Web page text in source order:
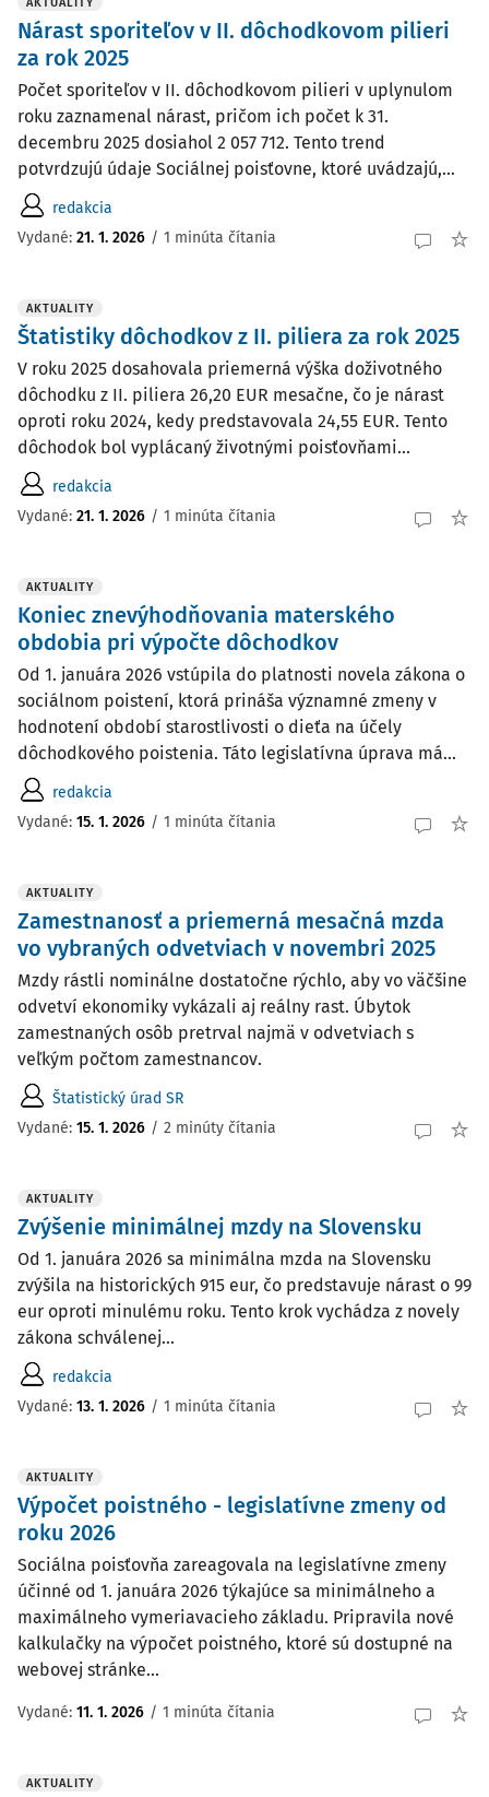
Nárast sporiteľov v II. dôchodkovom pilieri
za rok 2025
Počet sporiteľov v II. dôchodkovom pilieri v uplynulom
roku zaznamenal nárast, pričom ich počet k 31.
decembru 2025 dosiahol 2 057 712. Tento trend
potvrdzujú údaje Sociálnej poisťovne, ktoré uvádzajú,...
redakcia
Vydané: 21. 1. 2026 / 1 minúta čítania
AKTUALITY
Štatistiky dôchodkov z II. piliera za rok 2025
V roku 2025 dosahovala priemerná výška doživotného
dôchodku z II. piliera 26,20 EUR mesačne, čo je nárast
oproti roku 2024, kedy predstavovala 24,55 EUR. Tento
dôchodok bol vyplácaný životnými poisťovňami...
redakcia
Vydané: 21. 1. 2026 / 1 minúta čítania
AKTUALITY
Koniec znevýhodňovania materského
obdobia pri výpočte dôchodkov
Od 1. januára 2026 vstúpila do platnosti novela zákona o
sociálnom poistení, ktorá prináša významné zmeny v
hodnotení období starostlivosti o dieťa na účely
dôchodkového poistenia. Táto legislatívna úprava má...
redakcia
Vydané: 15. 1. 2026 / 1 minúta čítania
AKTUALITY
Zamestnanosť a priemerná mesačná mzda
vo vybraných odvetviach v novembri 2025
Mzdy rástli nominálne dostatočne rýchlo, aby vo väčšine
odvetví ekonomiky vykázali aj reálny rast. Úbytok
zamestnaných osôb pretrval najmä v odvetviach s
veľkým počtom zamestnancov.
Štatistický úrad SR
Vydané: 15. 1. 2026 / 2 minúty čítania
AKTUALITY
Zvýšenie minimálnej mzdy na Slovensku
Od 1. januára 2026 sa minimálna mzda na Slovensku
zvýšila na historických 915 eur, čo predstavuje nárast o 99
eur oproti minulému roku. Tento krok vychádza z novely
zákona schválenej...
redakcia
Vydané: 13. 1. 2026 / 1 minúta čítania
AKTUALITY
Výpočet poistného - legislatívne zmeny od
roku 2026
Sociálna poisťovňa zareagovala na legislatívne zmeny
účinné od 1. januára 2026 týkajúce sa minimálneho a
maximálneho vymeriavacieho základu. Pripravila nové
kalkulačky na výpočet poistného, ktoré sú dostupné na
webovej stránke...
Vydané: 11. 1. 2026 / 1 minúta čítania
AKTUALITY